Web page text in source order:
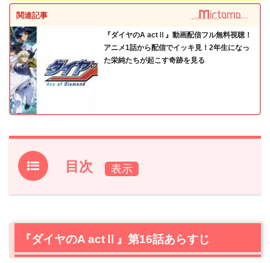
関連記事
『ダイヤのA actⅡ』動画配信フル無料視聴！
アニメ1話から配信でイッキ見！2年生になっ
た栄純たちが起こす奇跡を見る
目次
1.『ダイヤのA actⅡ』第16話あらすじ
2.1敗北者
2.2第二試合開始
『ダイヤのA actⅡ』第16話あらすじ